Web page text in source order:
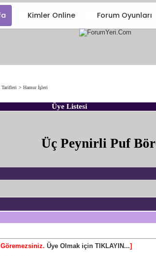
Kimler Online Forum Oyunları
Tarifleri >Hamur İşleri
Üye Listesi
Üç Peynirli Puf
Üye Olmak için TIKLAYIN...]